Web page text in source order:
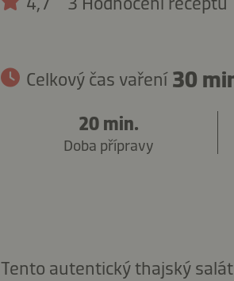
Celkový čas vaření 30
20 min.
Doba přípravy
Tento autentický thajský